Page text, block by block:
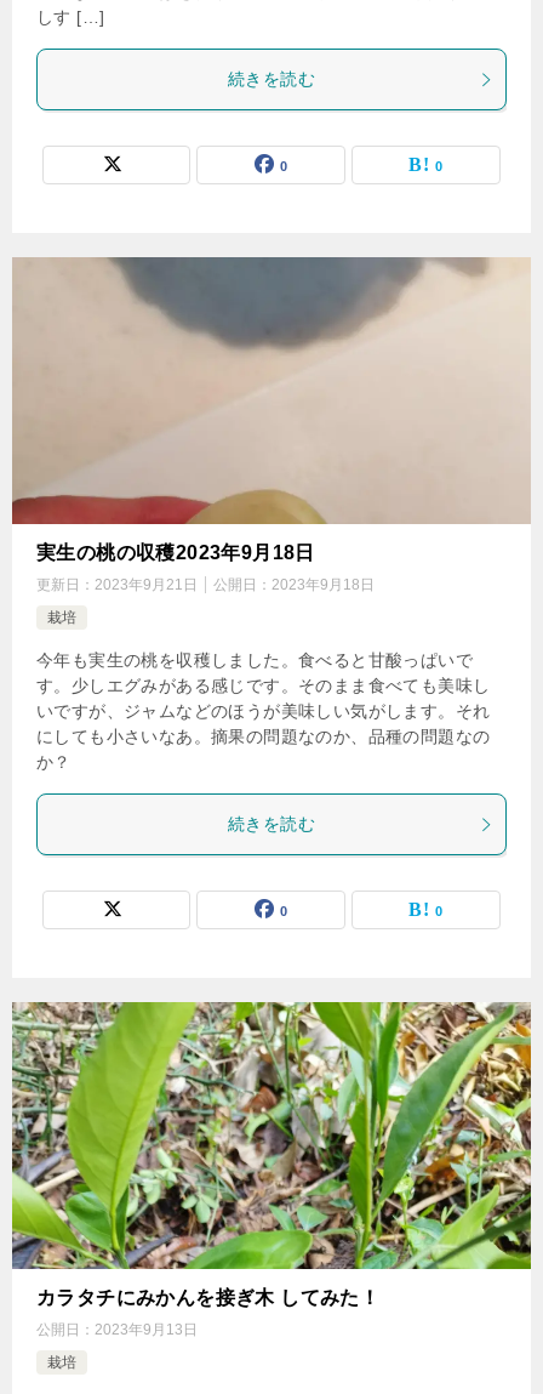
しす […]
続きを読む
0 0
実生の桃の収穫2023年9月18日
更新日： 2023年9月21日 公開日： 2023年9月18日
栽培
今年も実生の桃を収穫しました。食べると甘酸っぱいで
す。少しエグみがある感じです。そのまま食べても美味し
いですが、ジャムなどのほうが美味しい気がします。それ
にしても小さいなあ。摘果の問題なのか、品種の問題なの
か？
続きを読む
0 0
カラタチにみかんを接ぎ木 してみた！
公開日： 2023年9月13日
栽培